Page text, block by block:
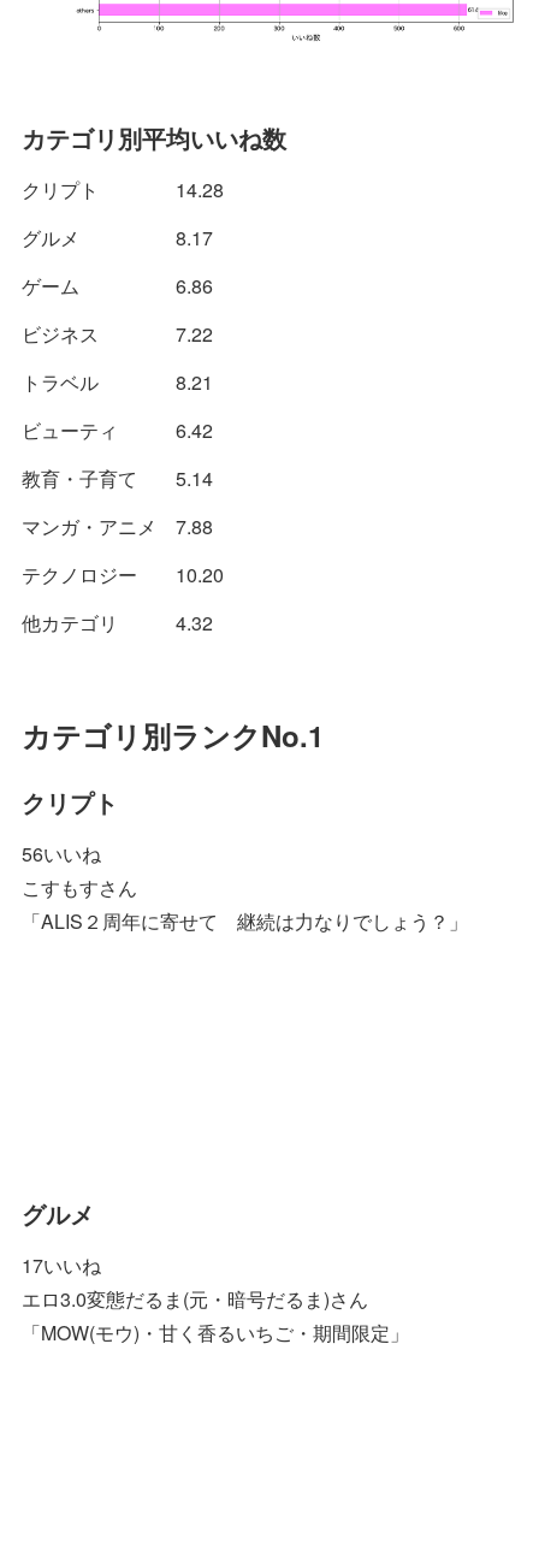
カテゴリ別平均いいね数
クリプト 14.28
グルメ 8.17
ゲーム 6.86
ビジネス 7.22
トラベル 8.21
ビューティ 6.42
教育・子育て 5.14
マンガ・アニメ 7.88
テクノロジー 10.20
他カテゴリ 4.32
カテゴリ別ランクNo.1
クリプト
56いいね
こすもすさん
「ALIS２周年に寄せて 継続は力なりでしょう？」
グルメ
17いいね
エロ3.0変態だるま(元・暗号だるま)さん
「MOW(モウ)・甘く香るいちご・期間限定」